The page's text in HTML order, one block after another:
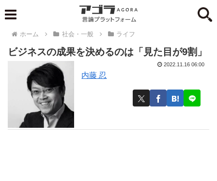
ホーム 社会・一般 ライフ
ビジネスの成果を決めるのは「見た目が9割」
内藤 忍
2022.11.16 06:00